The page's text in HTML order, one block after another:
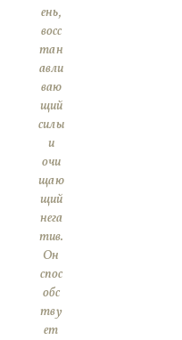
ень,
восс
тан
авли
ваю
щий
силы
и
очи
щаю
щий
нега
тив.
Он
спос
обс
тву
ет